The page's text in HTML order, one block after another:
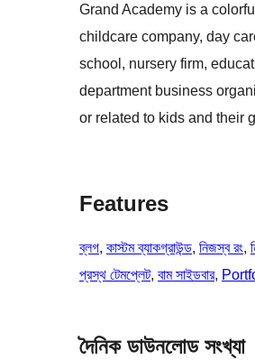
Grand Academy is a
childcare company, day
school, nursery firm,
department business
or related to kids and their
Features
ব্লগ, কাস্টম ব্যাকগ্রাউন্ড, নিজস্ব রং,
প্রস্থ টেমপ্লেট, বাম সাইডবার,
দৈনিক ডাউনলোড সংখ্যা